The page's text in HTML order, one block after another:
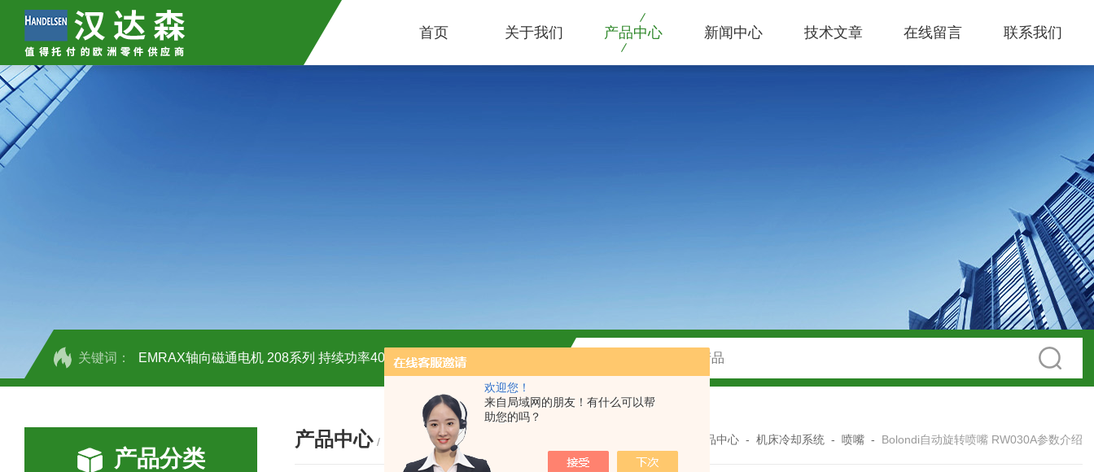
欢迎您！
来自局域网的朋友！有什么可以帮
助您的吗？
首页 关于我们 产品中心 新闻中心 技术文章 在线留言 联系我们
关键词： EMRAX轴向磁通电机 208系列 持续功率40kw
OEMER三相同步电机MTES 132SB/2参数及应用
产品分类
产品中心 / PRODUCTS 产品中心 - 机床冷却系统 - 喷嘴 - Bolondi自动旋转喷嘴 RW030A参数介绍